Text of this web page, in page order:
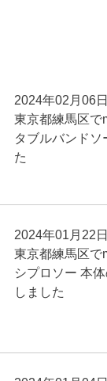
2024年02月06日
東京都練馬区で
タブルバンドソ
た
2024年01月22日
東京都練馬区で
シプロソー 本
しました